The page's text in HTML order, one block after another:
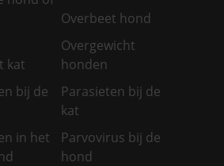
Overbeet hond
kat
Overgewicht
honden
bij de
Parasieten bij de
kat
in het
Parvovirus bij de
hond